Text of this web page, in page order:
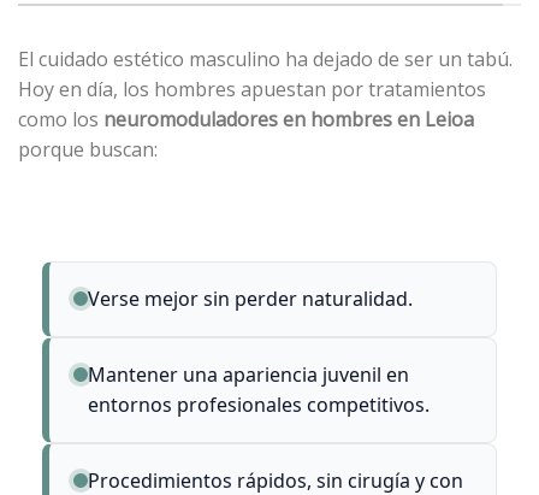
El cuidado estético masculino ha dejado de ser un tabú.
Hoy en día, los hombres apuestan por tratamientos
como los neuromoduladores en hombres en Leioa
porque buscan:
Verse mejor sin perder naturalidad.
Mantener una apariencia juvenil en
entornos profesionales competitivos.
Procedimientos rápidos, sin cirugía y con